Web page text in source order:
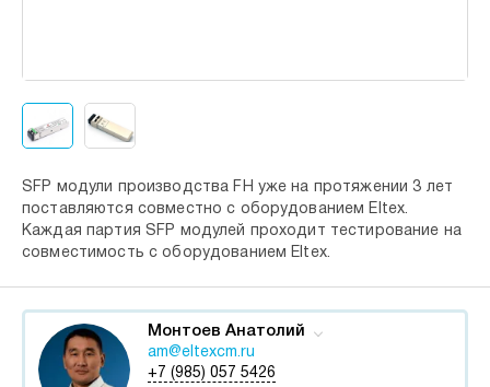
SFP модули производства FH уже на протяжении 3 лет
поставляются совместно с оборудованием Eltex.
Каждая партия SFP модулей проходит тестирование на
совместимость с оборудованием Eltex.
Монтоев Анатолий
am@eltexcm.ru
+7 (985) 057 5426